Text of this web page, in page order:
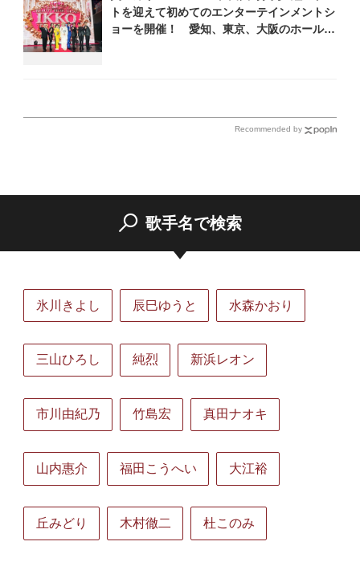
トを迎えて初めてのエンターテインメントシ
ョーを開催！ 愛知、東京、大阪のホール3
Recommended by
歌手名で検索
氷川きよし 辰巳ゆうと 水森かおり
三山ひろし 純烈 新浜レオン
市川由紀乃 竹島宏 真田ナオキ
山内惠介 福田こうへい 大江裕
丘みどり 木村徹二 杜このみ